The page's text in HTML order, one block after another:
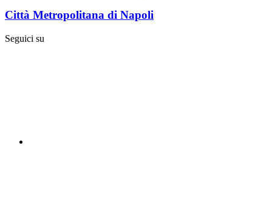
Città Metropolitana di Napoli
Seguici su